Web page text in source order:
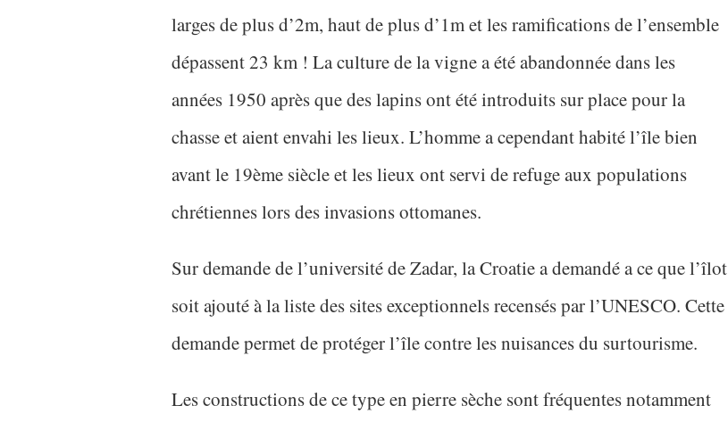
larges de plus d’2m, haut de plus d’1m et les ramifications de l’ensemble
dépassent 23 km ! La culture de la vigne a été abandonnée dans les
années 1950 après que des lapins ont été introduits sur place pour la
chasse et aient envahi les lieux. L’homme a cependant habité l’île bien
avant le 19ème siècle et les lieux ont servi de refuge aux populations
chrétiennes lors des invasions ottomanes.
Sur demande de l’université de Zadar, la Croatie a demandé a ce que l’îlot
soit ajouté à la liste des sites exceptionnels recensés par l’UNESCO. Cette
demande permet de protéger l’île contre les nuisances du surtourisme.
Les constructions de ce type en pierre sèche sont fréquentes notamment